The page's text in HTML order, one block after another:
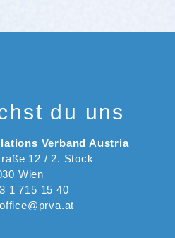
du uns
Verband Austria
12 / 2. Stock
Wien
1 715 15 40